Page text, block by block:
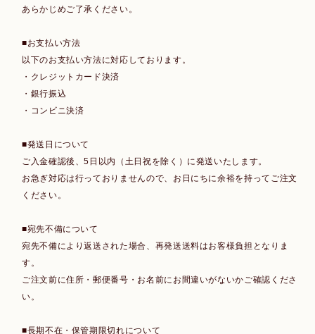
あらかじめご了承ください。
■お支払い方法
以下のお支払い方法に対応しております。
・クレジットカード決済
・銀行振込
・コンビニ決済
■発送日について
ご入金確認後、5日以内（土日祝を除く）に発送いたします。
お急ぎ対応は行っておりませんので、お日にちに余裕を持ってご注文
ください。
■宛先不備について
宛先不備により返送された場合、再発送送料はお客様負担となりま
す。
ご注文前に住所・郵便番号・お名前にお間違いがないかご確認くださ
い。
■長期不在・保管期限切れについて